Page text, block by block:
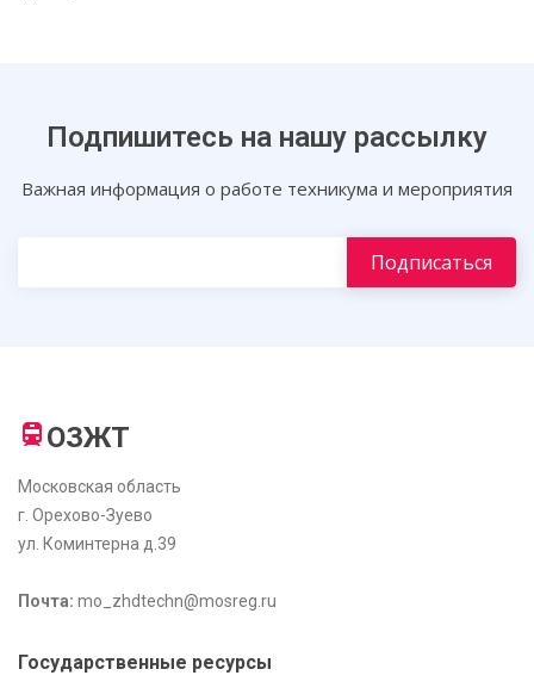
Подпишитесь на нашу рассылку
Важная информация о работе техникума и мероприятия
ОЗЖТ
Московская область
г. Орехово-Зуево
ул. Коминтерна д.39
Почта: mo_zhdtechn@mosreg.ru
Государственные ресурсы